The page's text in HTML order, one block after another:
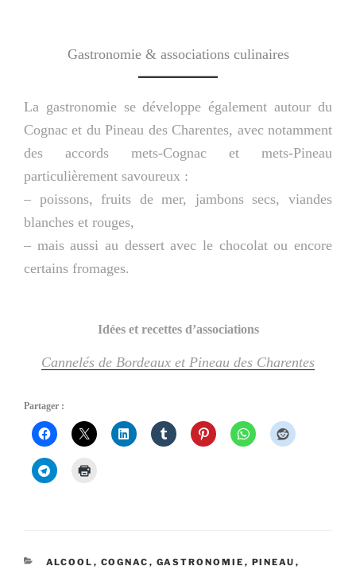
Gastronomie & associations culinaires
La gastronomie se développe également autour du
Cognac et du Pineau des Charentes, avec notamment
des accords mets-Cognac et mets-Pineau
particulièrement savoureux :
– poissons, fruits de mer, jambons secs, viandes
blanches et rouges,
– mais aussi au dessert avec le chocolat ou encore
certains fromages.
Idées et recettes d’associations
Cannelés de Bordeaux et Pineau des Charentes
Partager :
CATÉGORIES
ALCOOL , COGNAC , GASTRONOMIE , PINEAU ,